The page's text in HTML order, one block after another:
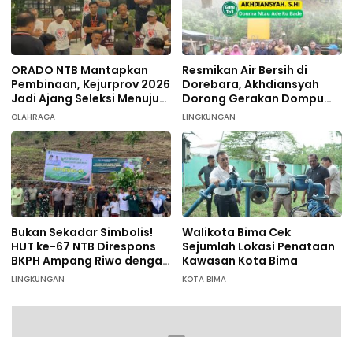
ORADO NTB Mantapkan
Pembinaan, Kejurprov 2026
Jadi Ajang Seleksi Menuju
Nasional
OLAHRAGA
Resmikan Air Bersih di
Dorebara, Akhdiansyah
Dorong Gerakan Dompu
Hijau
LINGKUNGAN
Bukan Sekadar Simbolis!
HUT ke-67 NTB Direspons
BKPH Ampang Riwo dengan
Aksi Tanam Pohon Massal
LINGKUNGAN
Walikota Bima Cek
Sejumlah Lokasi Penataan
Kawasan Kota Bima
KOTA BIMA